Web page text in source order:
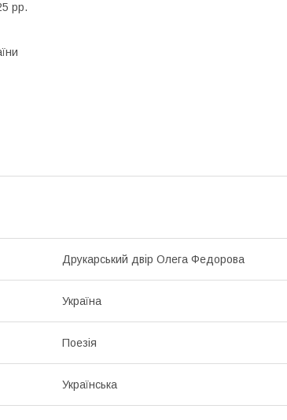
рр.
Друкарський двір Олега Федорова
Україна
Поезія
Українська